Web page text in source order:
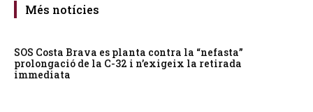
Més notícies
SOS Costa Brava es planta contra la “nefasta”
prolongació de la C-32 i n’exigeix la retirada
immediata